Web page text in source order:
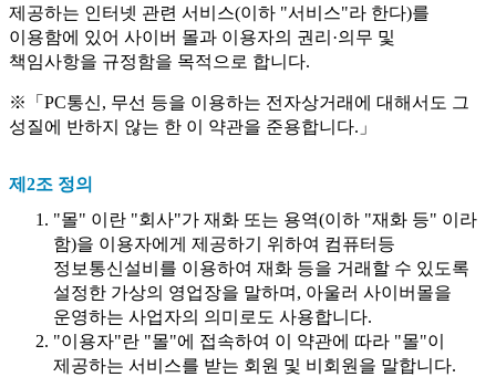
제공하는 인터넷 관련 서비스(이하 "서비스"라 한다)를
이용함에 있어 사이버 몰과 이용자의 권리·의무 및
책임사항을 규정함을 목적으로 합니다.
※「PC통신, 무선 등을 이용하는 전자상거래에 대해서도 그
성질에 반하지 않는 한 이 약관을 준용합니다.」
제2조 정의
"몰" 이란 "회사"가 재화 또는 용역(이하 "재화 등" 이라
함)을 이용자에게 제공하기 위하여 컴퓨터등
정보통신설비를 이용하여 재화 등을 거래할 수 있도록
설정한 가상의 영업장을 말하며, 아울러 사이버몰을
운영하는 사업자의 의미로도 사용합니다.
"이용자"란 "몰"에 접속하여 이 약관에 따라 "몰"이
제공하는 서비스를 받는 회원 및 비회원을 말합니다.